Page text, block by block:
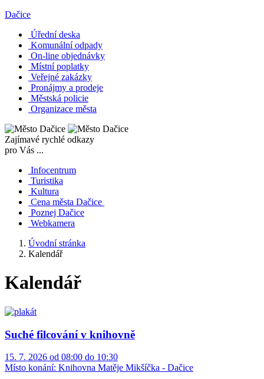
Dačice
Úřední deska
Komunální odpady
On-line objednávky
Místní poplatky
Veřejné zakázky
Pronájmy a prodeje
Městská policie
Organizace města
Zajímavé rychlé odkazy
pro Vás ...
Infocentrum
Turistika
Kultura
Cena města Dačice
Poznej Dačice
Webkamera
Úvodní stránka
Kalendář
Kalendář
Suché filcování v knihovně
15. 7. 2026 od 08:00 do 10:30
Místo konání: Knihovna Matěje Mikšíčka - Dačice